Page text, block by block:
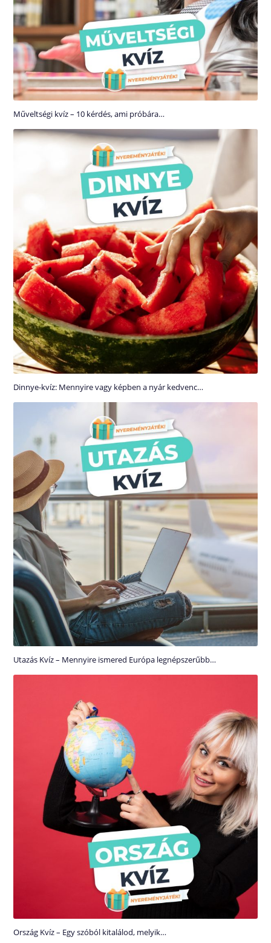
Műveltségi kvíz – 10 kérdés, ami próbára…
Dinnye-kvíz: Mennyire vagy képben a nyár kedvenc…
Utazás Kvíz – Mennyire ismered Európa legnépszerűbb…
Ország Kvíz – Egy szóból kitalálod, melyik…